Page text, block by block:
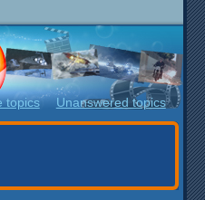
topics Unanswered topics